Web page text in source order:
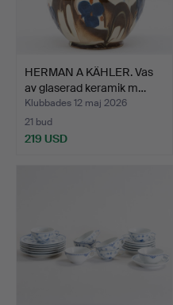
HERMAN A KÄHLER. Vas
av glaserad keramik m…
Klubbades 12 maj 2026
21 bud
219 USD